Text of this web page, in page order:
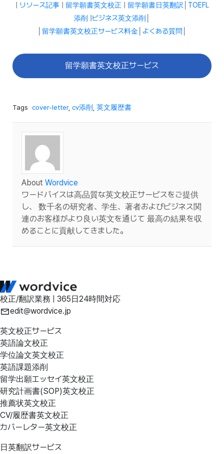
| リソース記事| 留学願書英文校正 | 留学願書日英翻訳
TOEFL
添削 |ビジネス英文添削
留学願書英文校正サービス料金 よくある質問
留学願書英文校正サービス
Tags cover-letter, cv添削 英文履歴書
About Wordvice
ワードバイスは高品質な英文校正サービスをご提供
し、 数千名の研究者、学生、著者およびビジネス関
連のお客様がより良い英文を通じて 最高の結果を収
めることに貢献してきました。
校正/翻訳業務 | 365日24時間対応
edit@wordvice.jp
英文校正サービス
英語論文校正
学位論文英文校正
英語課題添削
留学出願エッセイ英文校正
研究計画書(SOP)英文校正
推薦状英文校正
CV/履歴書英文校正
カバーレター英文校正
日英翻訳サービス